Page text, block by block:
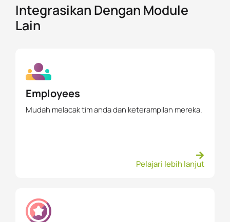
Integrasikan Dengan Module
Lain
Employees
Mudah melacak tim anda dan keterampilan mereka.
Pelajari lebih lanjut